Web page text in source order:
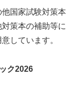
国家試験対策本
策本の補助等に
しています。
ク2026